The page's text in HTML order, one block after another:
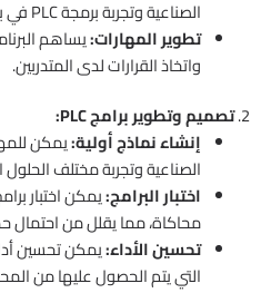
الصناعية وتجربة برمجة PLC في بيئة آمنة.
تطوير المهارات:يساهم
واتخاذ القرارات لدى المتدربين.
2. تصميم وتطوير برامج PLC:
إنشاء نماذج أولية:يمكن
الصناعية وتجربة مختلف الحلول
اختبار البرامج:
محاكاة، مما يقلل من احتمال
تحسين الأداء:
التي يتم الحصول عليها من